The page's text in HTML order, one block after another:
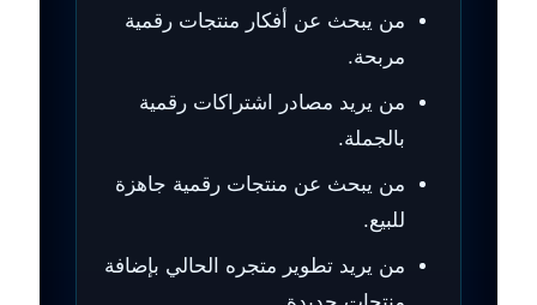
من يبحث عن أفكار منتجات رقمية
مربحة.
من يريد مصادر اشتراكات رقمية
بالجملة.
من يبحث عن منتجات رقمية جاهزة
للبيع.
من يريد تطوير متجره الحالي بإضافة